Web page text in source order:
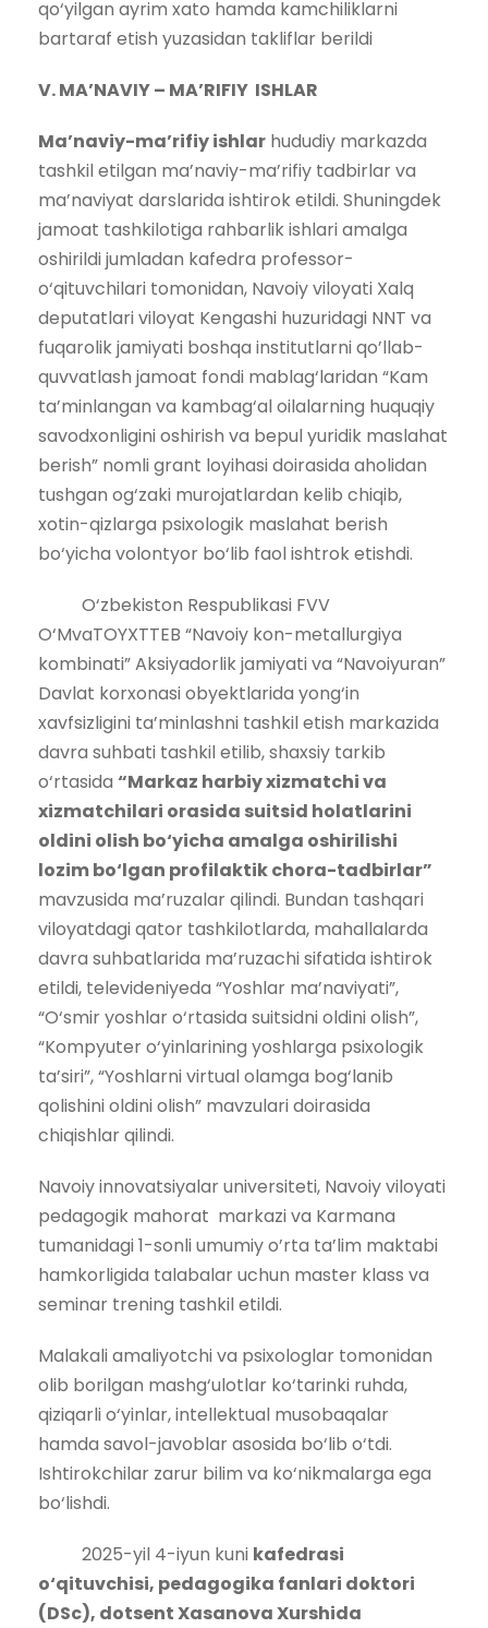
qo‘yilgan ayrim xato hamda kamchiliklarni
bartaraf etish yuzasidan takliflar berildi
V. MA’NAVIY – MA’RIFIY ISHLAR
Ma’naviy-ma’rifiy ishlar hududiy markazda
tashkil etilgan ma’naviy-ma’rifiy tadbirlar va
ma’naviyat darslarida ishtirok etildi. Shuningdek
jamoat tashkilotiga rahbarlik ishlari amalga
oshirildi jumladan kafedra professor-
o‘qituvchilari tomonidan, Navoiy viloyati Xalq
deputatlari viloyat Kengashi huzuridagi NNT va
fuqarolik jamiyati boshqa institutlarni qo’llab-
quvvatlash jamoat fondi mablag‘laridan “Kam
ta’minlangan va kambag‘al oilalarning huquqiy
savodxonligini oshirish va bepul yuridik maslahat
berish” nomli grant loyihasi doirasida aholidan
tushgan og‘zaki murojatlardan kelib chiqib,
xotin-qizlarga psixologik maslahat berish
bo‘yicha volontyor bo‘lib faol ishtrok etishdi.
O‘zbekiston Respublikasi FVV
O‘MvaTOYXTTEB “Navoiy kon-metallurgiya
kombinati” Aksiyadorlik jamiyati va “Navoiyuran”
Davlat korxonasi obyektlarida yong‘in
xavfsizligini ta’minlashni tashkil etish markazida
davra suhbati tashkil etilib, shaxsiy tarkib
o‘rtasida “Markaz harbiy xizmatchi va
xizmatchilari orasida suitsid holatlarini
oldini olish bo‘yicha amalga oshirilishi
lozim bo‘lgan profilaktik chora-tadbirlar”
mavzusida ma’ruzalar qilindi. Bundan tashqari
viloyatdagi qator tashkilotlarda, mahallalarda
davra suhbatlarida ma’ruzachi sifatida ishtirok
etildi, televideniyeda “Yoshlar ma’naviyati”,
“O‘smir yoshlar o‘rtasida suitsidni oldini olish”,
“Kompyuter o‘yinlarining yoshlarga psixologik
ta’siri”, “Yoshlarni virtual olamga bog‘lanib
qolishini oldini olish” mavzulari doirasida
chiqishlar qilindi.
Navoiy innovatsiyalar universiteti, Navoiy viloyati
pedagogik mahorat markazi va Karmana
tumanidagi 1-sonli umumiy o’rta ta’lim maktabi
hamkorligida talabalar uchun master klass va
seminar trening tashkil etildi.
Malakali amaliyotchi va psixologlar tomonidan
olib borilgan mashg‘ulotlar ko‘tarinki ruhda,
qiziqarli o‘yinlar, intellektual musobaqalar
hamda savol-javoblar asosida bo‘lib o‘tdi.
Ishtirokchilar zarur bilim va ko‘nikmalarga ega
bo‘lishdi.
2025-yil 4-iyun kuni kafedrasi
o‘qituvchisi, pedagogika fanlari doktori
(DSc), dotsent Xasanova Xurshida